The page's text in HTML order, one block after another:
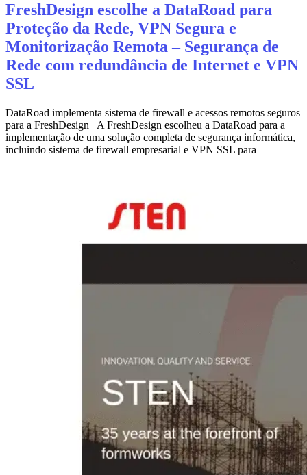
FreshDesign escolhe a DataRoad para
Proteção da Rede, VPN Segura e
Monitorização Remota – Segurança de
Rede com redundância de Internet e VPN
SSL
DataRoad implementa sistema de firewall e acessos remotos seguros
para a FreshDesign A FreshDesign escolheu a DataRoad para a
implementação de uma solução completa de segurança informática,
incluindo sistema de firewall empresarial e VPN SSL para